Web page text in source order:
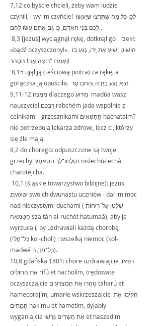
7,12 co byście chcieli, żeby wam ludzie
czynili, i wy im czyńcie! לָכֵן כָּל מַה שֶּׁתִּרְצוּ שֶּׁיַּעֲשׂוּ
לָכֶם בְּנֵי הָאָדָם, כֵּן גַּם אַתֶּם עֲשׂוּ לָהֶם..
«bądź oczyszczony!». הוֹשִׁיט יֵשׁוּעַ אֶת יָדוֹ, נָגַע בּוֹ
וְאָמַר: "רוֹצֶה אֲנִי! הִטָּהֵר!
gorączka ją opuściła. הוּא נָגַע בְּיָדָהּ וְהַחֹם סָר
מִמֶּנָּה.9,11-12 dlaczego מַדּוּעַ  madúa wasz
nauczyciel רַבְּכֶם rabchém jada wspólnie z
celnikami i grzesznikami הַחַטָּאִים hachataím?
nie potrzebują lekarza zdrowi, lecz ci, którzy
się źle mają.
9,2 do chorego: odpuszczone są twoje
grzechy נִסְלְחוּ־לְךָ חַטֹּאתֶיךָ nislechú-lechá
chatotéjcha.
zwołał swoich dwunastu uczniów - dał im moc
nad nieczystymi duchami (שָׁלְטָן עַל־רוּחוֹת
הַטֻּמְאָה szaltán al-ruchót hatumaá), aby je
wyrzucali; by uzdrawiali każdą chorobę
(כָּל־חֳלִי kol-choli) i wszelką niemoc (kol-
madwé כָל־מַדְוֶה).
10,8 gdańska 1881: chore uzdrawiajcie רִפְאוּ
אֵת הַחוֹלִים rifú et hacholím, trędowate
oczyszczajcie טַהֲרוּ אֵת הַמְּצֹרָעִים taharú et
hamecorajím, umarłe wskrzeszajcie הָקִימוּ אֵת
הַמֵּתִים hakímu et hametím, dyjabły
wyganiajcie אֵת הַשֵׁדִים גָּרֵשׁוּ et haszedím